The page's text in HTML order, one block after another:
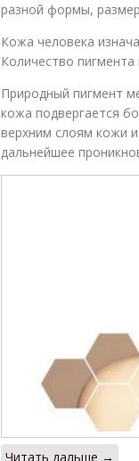
разной формы,
Кожа человека
Количество
Природный пигмент
кожа подвергается
верхним слоям кожи
дальнейшее
Читать дальше →